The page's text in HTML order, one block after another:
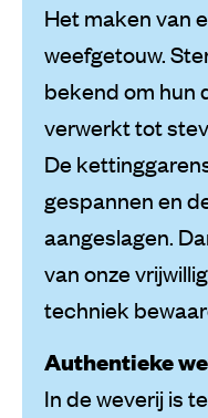
Het maken van
weefgetouw.
bekend om hun
verwerkt tot
De
gespannen en
aangeslagen.
van onze
techniek
Authentieke
In de weverij is